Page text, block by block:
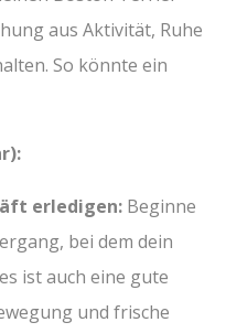
aus Aktivität, Ruhe
So könnte ein
erledigen: Beginne
bei dem dein
ist auch eine gute
und frische